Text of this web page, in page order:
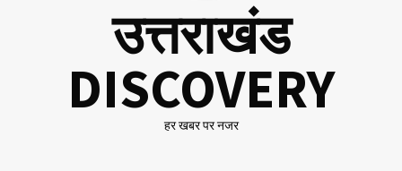
उत्तराखंड
DISCOVERY
हर खबर पर नजर